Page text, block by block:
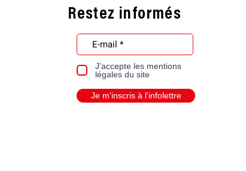
Restez informés
J'accepte les mentions
légales du site
Je m'inscris à l'infolettre